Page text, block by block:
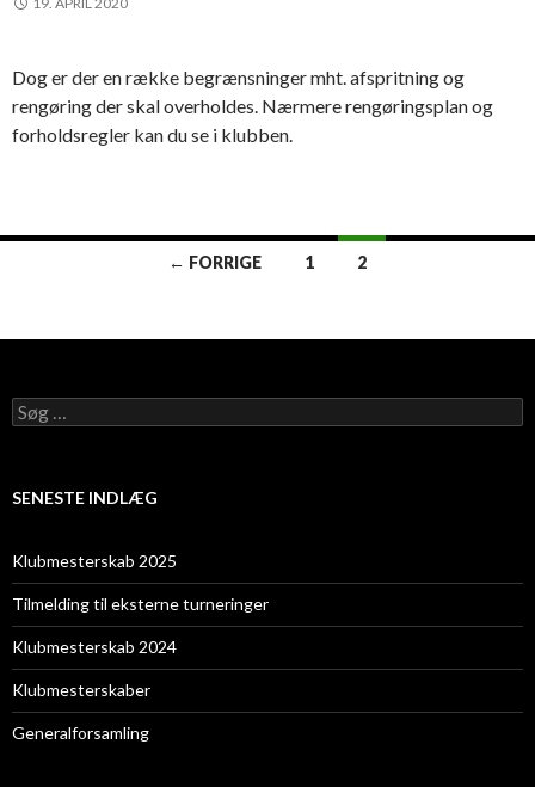
Dog er der en række begrænsninger mht. afspritning og
rengøring der skal overholdes. Nærmere rengøringsplan og
forholdsregler kan du se i klubben.
Indlægsnavigation
← FORRIGE 1 2
Søg
efter:
SENESTE INDLÆG
Klubmesterskab 2025
Tilmelding til eksterne turneringer
Klubmesterskab 2024
Klubmesterskaber
Generalforsamling